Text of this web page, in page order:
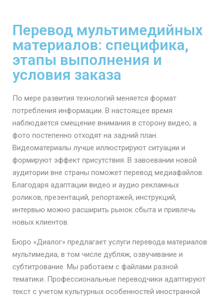
Перевод мультимедийных
материалов: специфика,
этапы выполнения и
условия заказа
По мере развития технологий меняется формат
потребления информации. В настоящее время
наблюдается смещение внимания в сторону видео, а
фото постепенно отходят на задний план.
Видеоматериалы лучше иллюстрируют ситуации и
формируют эффект присутствия. В завоевании новой
аудитории вне страны поможет перевод медиафайлов.
Благодаря адаптации видео и аудио рекламных
роликов, презентаций, репортажей, инструкций,
интервью можно расширить рынок сбыта и привлечь
новых клиентов.
Бюро «Диалог» предлагает услуги перевода материалов
мультимедиа, в том числе дубляж, озвучивание и
субтитрование. Мы работаем с файлами разной
тематики. Профессиональные переводчики адаптируют
текст с учетом культурных особенностей иностранной